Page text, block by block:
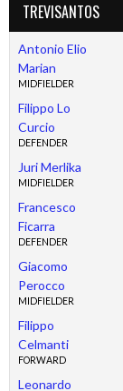
TREVISANTOS
Antonio Elio
Marian
MIDFIELDER
Filippo Lo
Curcio
DEFENDER
Juri Merlika
MIDFIELDER
Francesco
Ficarra
DEFENDER
Giacomo
Perocco
MIDFIELDER
Filippo
Celmanti
FORWARD
Leonardo